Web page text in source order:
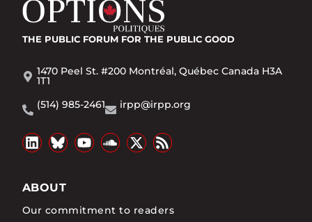
THE PUBLIC FORUM FOR THE PUBLIC GOOD
1470 Peel St. #200 Montréal, Québec Canada H3A
1T1
(514) 985-2461
irpp@irpp.org
ABOUT
Our commitment to readers